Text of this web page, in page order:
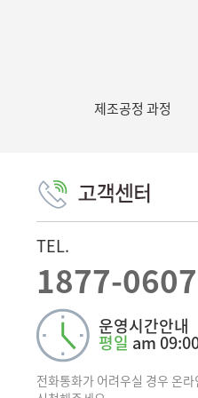
제조공정 과정
TEL.
1877-0607
운영시간안내
평일 am
전화통화가 어려우실 경우 온